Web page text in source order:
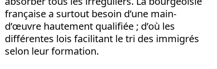
française a surtout besoin d’une main-
d’œuvre hautement qualifiée ; d’où les
différentes lois facilitant le tri des immigrés
selon leur formation.